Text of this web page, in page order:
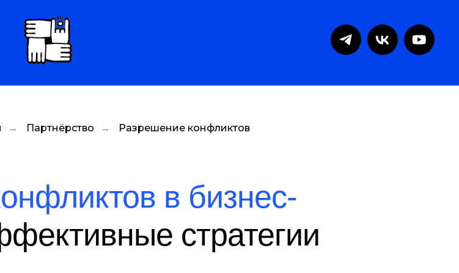
→ Партнёрство → Разрешение конфликтов
в бизнес-
стратегии